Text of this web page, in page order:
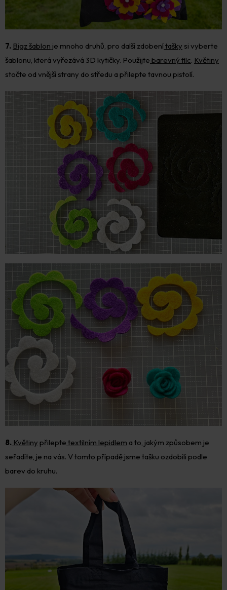
7. Bigz šablon je mnoho druhů, pro další zdobenítašky si vyberte
šablonu, která vyřezává 3D kytičky. Použijte barevný filc. Květiny
stočte od vnější strany do středu a přilepte tavnou pistolí.
8. Květiny přilepte textilním lepidlem a to, jakým způsobem je
seřadíte, je na vás. V tomto případě jsme tašku ozdobili podle
barev do kruhu.